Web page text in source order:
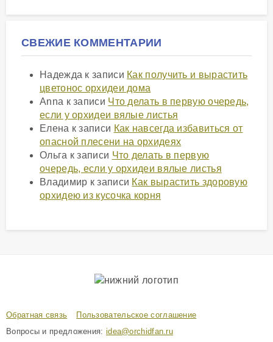
СВЕЖИЕ КОММЕНТАРИИ
Надежда к записи Как получить и вырастить
цветонос орхидеи дома
Anna к записи Что делать в первую очередь,
если у орхидеи вялые листья
Елена к записи Как навсегда избавиться от
опасной плесени на орхидеях
Ольга к записи Что делать в первую
очередь, если у орхидеи вялые листья
Владимир к записи Как вырастить здоровую
орхидею из кусочка корня
Обратная связь
Пользовательское соглашение
Вопросы и предложения: idea@orchidfan.ru